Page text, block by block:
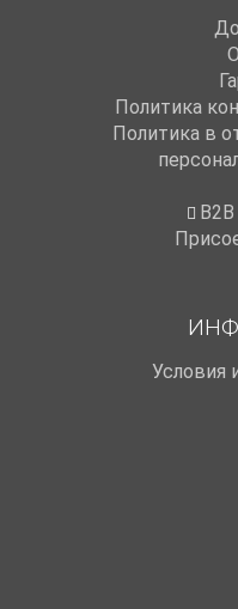
Политика
Политика в
Условия